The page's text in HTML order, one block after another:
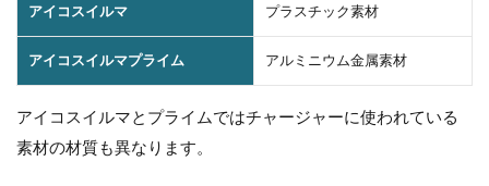
アイコスイルマ プラスチック素材
アイコスイルマプライム アルミニウム金属素材
アイコスイルマとプライムではチャージャーに使われている
素材の材質も異なります。